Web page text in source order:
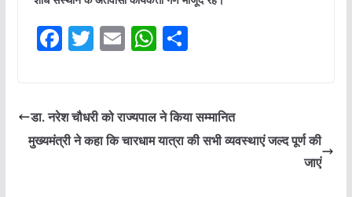
F
e
b
T
er
E
l
W
s
A
S
e
डा. नरेश चौधरी को राज्यपाल ने किया सम्मानित
मुख्यमंत्री ने कहा कि चारधाम यात्रा की सभी व्यवस्थाएं जल्द पूर्ण की
जाएं